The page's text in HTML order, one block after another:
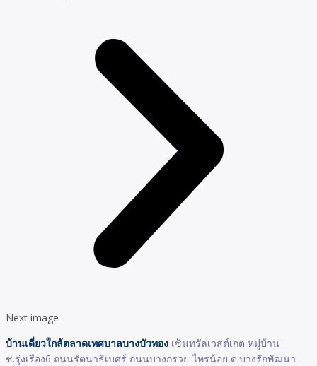
Next image
บ้านเดี่ยวใกล้ตลาดเทศบาลบางบัวทอง เซ็นทรัลเวสต์เกต หมู่บ้าน
ช.รุ่งเรือง6 ถนนรัตนาธิเบศร์ ถนนบางกรวย-ไทรน้อย ต.บางรักพัฒนา